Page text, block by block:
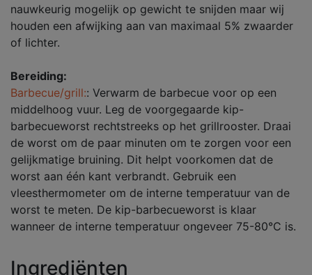
nauwkeurig mogelijk op gewicht te snijden maar wij
houden een afwijking aan van maximaal 5% zwaarder
of lichter.
Bereiding:
Barbecue/grill:: Verwarm de barbecue voor op een
middelhoog vuur. Leg de voorgegaarde kip-
barbecueworst rechtstreeks op het grillrooster. Draai
de worst om de paar minuten om te zorgen voor een
gelijkmatige bruining. Dit helpt voorkomen dat de
worst aan één kant verbrandt. Gebruik een
vleesthermometer om de interne temperatuur van de
worst te meten. De kip-barbecueworst is klaar
wanneer de interne temperatuur ongeveer 75-80°C is.
Ingrediënten